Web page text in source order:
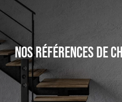
NOS RÉFÉRENCES DE